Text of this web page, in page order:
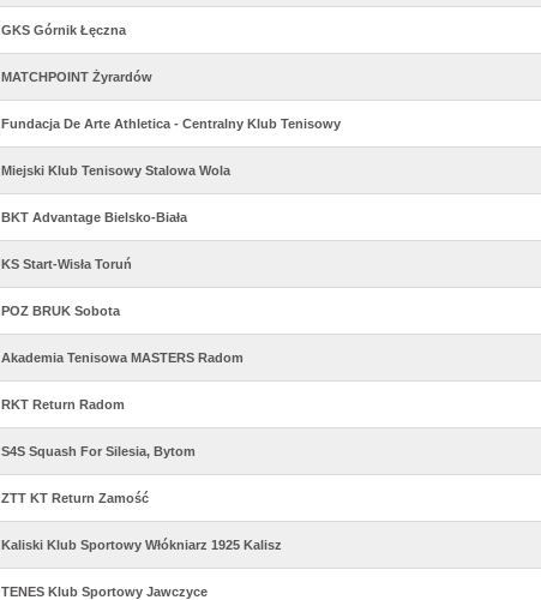
GKS Górnik Łęczna
MATCHPOINT Żyrardów
Fundacja De Arte Athletica - Centralny Klub Tenisowy
Miejski Klub Tenisowy Stalowa Wola
BKT Advantage Bielsko-Biała
KS Start-Wisła Toruń
POZ BRUK Sobota
Akademia Tenisowa MASTERS Radom
RKT Return Radom
S4S Squash For Silesia, Bytom
ZTT KT Return Zamość
Kaliski Klub Sportowy Włókniarz 1925 Kalisz
TENES Klub Sportowy Jawczyce